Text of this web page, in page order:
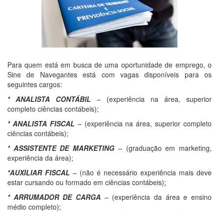
Para quem está em busca de uma oportunidade de emprego, o
Sine de Navegantes está com vagas disponíveis para os
seguintes cargos:
* ANALISTA CONTÁBIL – (experiência na área, superior
completo ciências contábeis);
* ANALISTA FISCAL – (experiência na área, superior completo
ciências contábeis);
* ASSISTENTE DE MARKETING – (graduação em marketing,
experiência da área);
*AUXILIAR FISCAL – (não é necessário experiência mais deve
estar cursando ou formado em ciências contábeis);
* ARRUMADOR DE CARGA – (experiência da área e ensino
médio completo);